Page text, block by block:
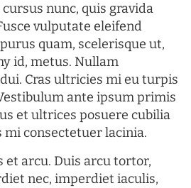
nunc, quis gravida
vulputate eleifend
quam, scelerisque ut,
id, metus. Nullam
Cras ultricies mi eu turpis
ante ipsum primis
et ultrices posuere cubilia
mi consectetuer lacinia.
arcu. Duis arcu tortor,
nec, imperdiet iaculis,